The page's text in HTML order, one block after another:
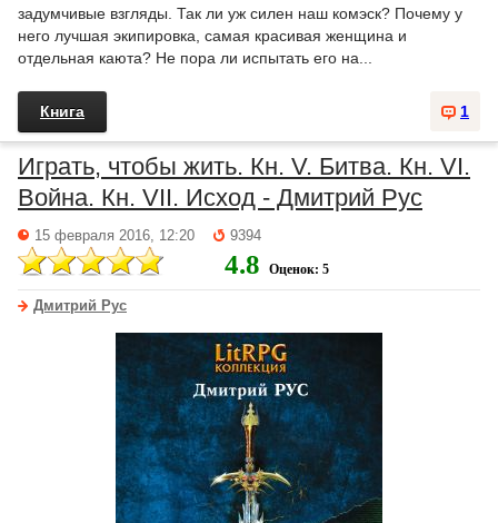
задумчивые взгляды. Так ли уж силен наш комэск? Почему у
него лучшая экипировка, самая красивая женщина и
отдельная каюта? Не пора ли испытать его на...
1
Книга
Играть, чтобы жить. Кн. V. Битва. Кн. VI.
Война. Кн. VII. Исход - Дмитрий Рус
15 февраля 2016, 12:20 9394
4.8 Оценок: 5
Дмитрий Рус